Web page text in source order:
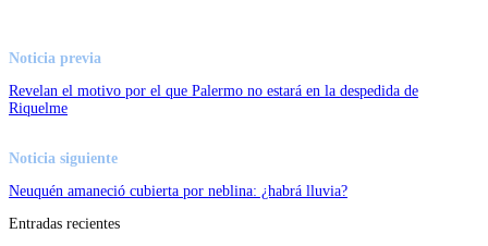
Noticia previa
Revelan el motivo por el que Palermo no estará en la despedida de
Riquelme
Noticia siguiente
Neuquén amaneció cubierta por neblina: ¿habrá lluvia?
Entradas recientes